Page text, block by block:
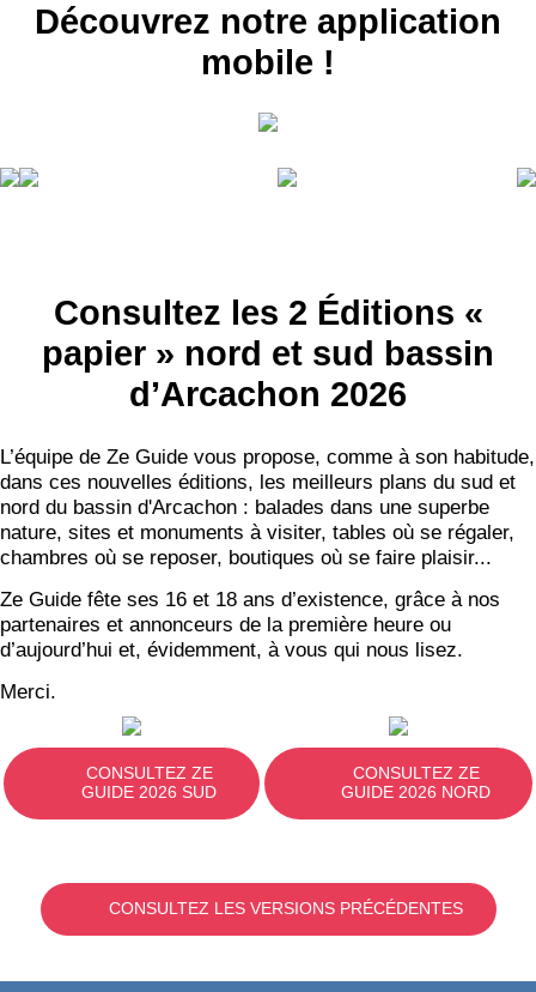
Découvrez notre application
mobile !
Consultez les 2 Éditions «
papier » nord et sud bassin
d’Arcachon 2026
L’équipe de Ze Guide vous propose, comme à son habitude,
dans ces nouvelles éditions, les meilleurs plans du sud et
nord du bassin d'Arcachon : balades dans une superbe
nature, sites et monuments à visiter, tables où se régaler,
chambres où se reposer, boutiques où se faire plaisir...
Ze Guide fête ses 16 et 18 ans d’existence, grâce à nos
partenaires et annonceurs de la première heure ou
d’aujourd’hui et, évidemment, à vous qui nous lisez.
Merci.
CONSULTEZ ZE
GUIDE 2026 SUD
CONSULTEZ ZE
GUIDE 2026 NORD
CONSULTEZ LES VERSIONS PRÉCÉDENTES